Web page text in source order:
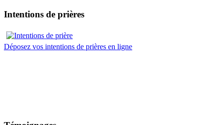
Intentions de prières
Déposez vos intentions de prières en ligne